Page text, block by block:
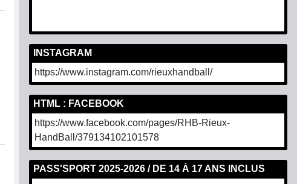
INSTAGRAM
https://www.instagram.com/rieuxhandball/
HTML : FACEBOOK
https://www.facebook.com/pages/RHB-Rieux-
HandBall/379134102101578
PASS'SPORT 2025-2026 / DE 14 À 17 ANS INCLUS